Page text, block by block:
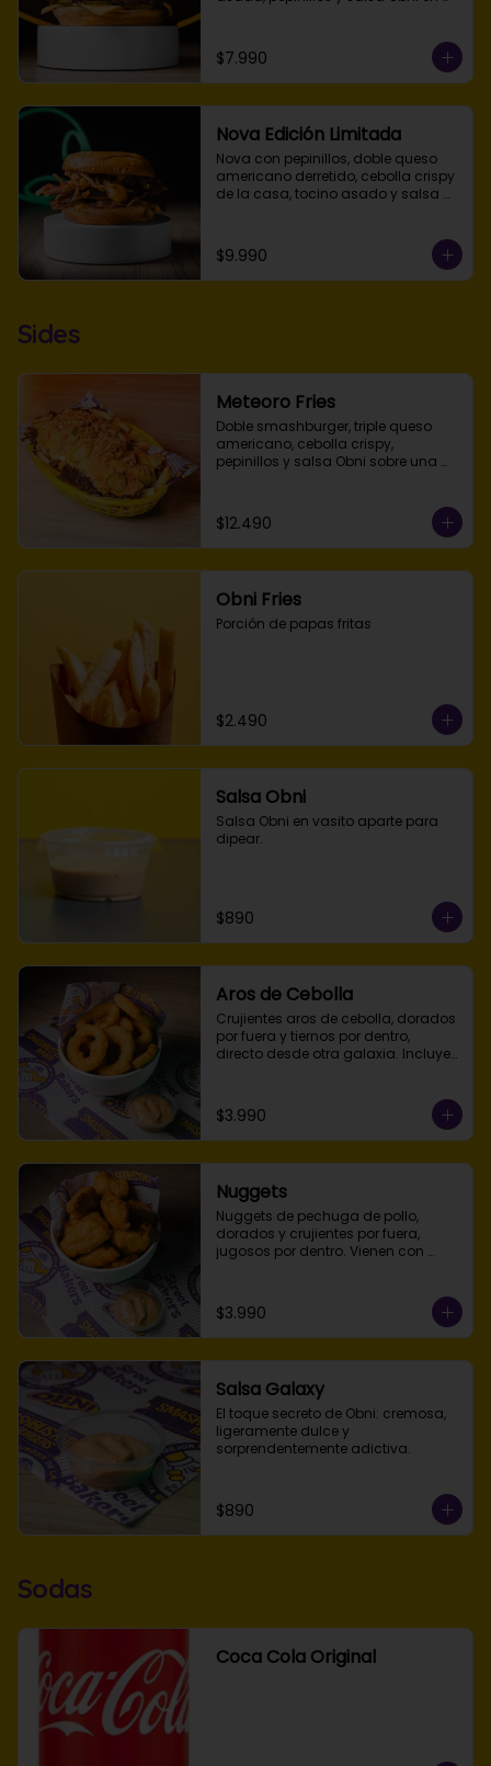
$7.990
Nova Edición Limitada
Nova con pepinillos, doble queso
americano derretido, cebolla crispy
de la casa, tocino asado y salsa
$9.990
Sides
Meteoro Fries
Doble smashburger, triple queso
americano, cebolla crispy,
pepinillos y salsa Obni sobre una
$12.490
Obni Fries
Porción de papas fritas
$2.490
Salsa Obni
Salsa Obni en vasito aparte para
dipear.
$890
Aros de Cebolla
Crujientes aros de cebolla, dorados
por fuera y tiernos por dentro,
directo desde otra galaxia. Incluyen
$3.990
Nuggets
Nuggets de pechuga de pollo,
dorados y crujientes por fuera,
jugosos por dentro. Vienen con
$3.990
Salsa Galaxy
El toque secreto de Obni: cremosa,
ligeramente dulce y
sorprendentemente adictiva.
$890
Sodas
Coca Cola Original